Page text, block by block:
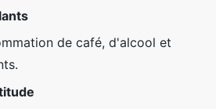
de café, d'alcool et